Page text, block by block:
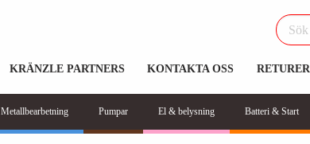
KRÄNZLE PARTNERS KONTAKTA OSS RETURER
Metallbearbetning Pumpar El & belysning Batteri & Start